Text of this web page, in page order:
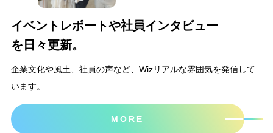
イベントレポートや社員インタビュー
を日々更新。
企業文化や風土、社員の声など、Wizリアルな雰囲気を発信して
います。
MORE